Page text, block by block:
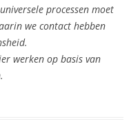
processen moet
we contact hebben
werken op basis van